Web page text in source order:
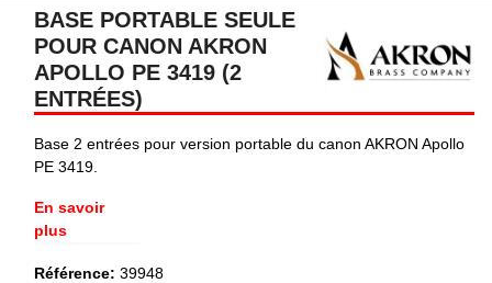
BASE PORTABLE SEULE
POUR CANON AKRON
APOLLO PE 3419 (2
ENTRÉES)
Base 2 entrées pour version portable du canon AKRON Apollo
PE 3419.
En savoir
plus
Référence: 39948